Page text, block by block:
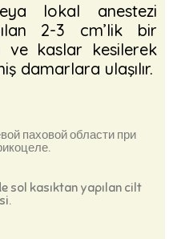
lokal anestezi
2-3 cm’lik bir
ve kaslar kesilerek
damarlara ulaşılır.
паховой области при
sol kasıktan yapılan cilt